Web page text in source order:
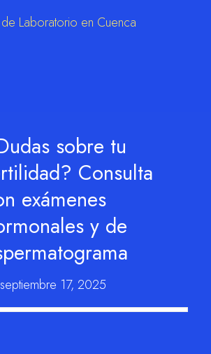
sobre tu
Consulta
exámenes
y de
septiembre 17, 2025